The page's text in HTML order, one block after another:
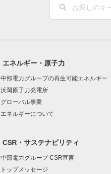
エネルギー・原子力
中部電力グループの再生可能エネルギー
浜岡原子力発電所
グローバル事業
エネルギーについて
CSR・サステナビリティ
中部電力グループ CSR宣言
トップメッセージ